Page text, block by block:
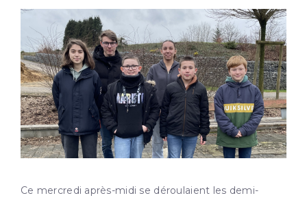
Ce mercredi après-midi se déroulaient les demi-